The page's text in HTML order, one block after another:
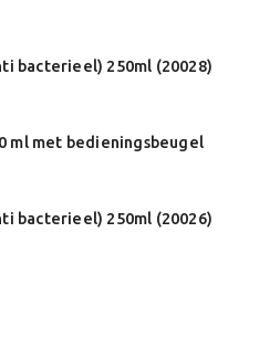
bacterieel) 250ml (20028)
ml met bedieningsbeugel
bacterieel) 250ml (20026)